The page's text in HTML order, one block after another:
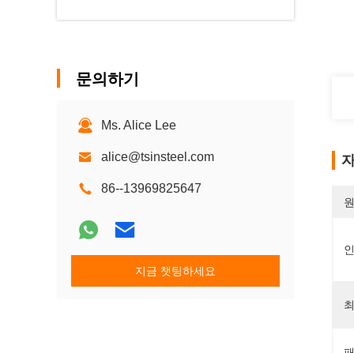
문의하기
Ms. Alice Lee
alice@tsinsteel.com
86--13969825647
지금 챗팅하세요